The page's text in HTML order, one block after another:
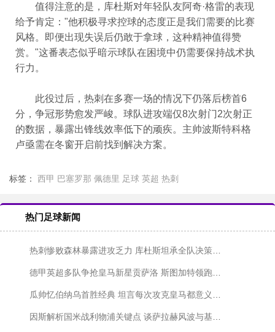
值得注意的是，库杜斯对年轻队友阿奇·格雷的表现
给予肯定："他积极寻求控球的态度正是我们需要的比赛
风格。即便出现失误后仍敢于拿球，这种精神值得赞
赏。"这番表态似乎暗示球队在困境中仍需要保持战术执
行力。
此役过后，热刺在多赛一场的情况下仍落后榜首6
分，争冠形势愈发严峻。球队进攻端仅8次射门2次射正
的数据，暴露出锋线效率低下的顽疾。主帅波斯特科格
卢亟需在冬窗开启前找到解决方案。
标签： 西甲 巴塞罗那 佩德里 足球 英超 热刺
热门足球新闻
热刺惨败森林暴露进攻乏力 库杜斯坦承全队决策仓促
德甲英超多队争抢皇马新星贡萨洛 斯图加特领跑冬窗争夺战
瓜帅忆伯纳乌首胜经典 坦言每次攻克皇马都意义非凡
因斯解析国米战利物浦关键点 谈萨拉赫风波与基耶萨之谜